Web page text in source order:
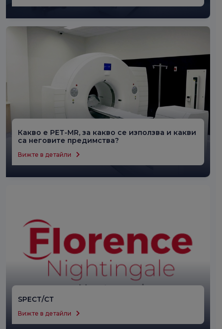
Какво е PET-MR, за какво се използва и какви
са неговите предимства?
Вижте в детайли
SPECT/CT
Вижте в детайли